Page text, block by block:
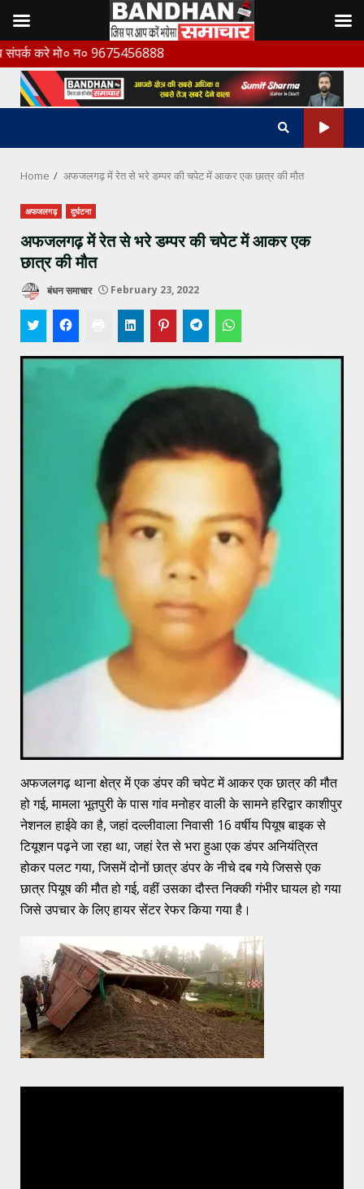
Skip
to
content
न० 9675456888
Home अफजलगढ़ में रेत से भरे डम्पर की चपेट में आकर एक छात्र की मौत
अफजलगढ़ दुर्घटना
अफजलगढ़ में रेत से भरे डम्पर की चपेट में आकर एक
छात्र की मौत
बंधन समाचार February 23, 2022
अफजलगढ़ थाना क्षेत्र में एक डंपर की चपेट में आकर एक छात्र की मौत
हो गई, मामला भूतपुरी के पास गांव मनोहर वाली के सामने हरिद्वार काशीपुर
नेशनल हाईवे का है, जहां दल्लीवाला निवासी 16 वर्षीय पियूष बाइक से
टियूशन पढ़ने जा रहा था, जहां रेत से भरा हुआ एक डंपर अनियंत्रित
होकर पलट गया, जिसमें दोनों छात्र डंपर के नीचे दब गये जिससे एक
छात्र पियूष की मौत हो गई, वहीं उसका दौस्त निक्की गंभीर घायल हो गया
जिसे उपचार के लिए हायर सेंटर रेफर किया गया है।